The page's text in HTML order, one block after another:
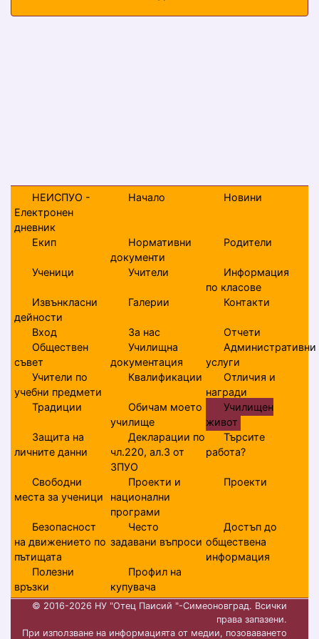
НЕИСПУО -
Електронен
дневник
Начало Новини
Екип
Нормативни
документи
Родители
Ученици Учители
Информация
по класове
Извънкласни
дейности
Галерии Контакти
Вход За нас
Отчети
Обществен
съвет
Училищна
документация
Административни
услуги
Учители по
учебни предмети
Квалификации
Отличия и
награди
Традиции
Обичам моето
училище
Училищен
живот
Защита на
личните данни
Декларации по
чл.220, ал.3 от
ЗПУО
Търсите
работа?
Свободни
места за ученици
Проекти и
национални
програми
Проекти
Безопасност
на движението по
пътищата
Често
задавани въпроси
Достъп до
обществена
информация
Полезни
връзки
Профил на
купувача
© 2016-2026 НУ "Отец Паисий "-Симеоновград. Всички
права запазени.
При използване на информацията от медии, позоваването